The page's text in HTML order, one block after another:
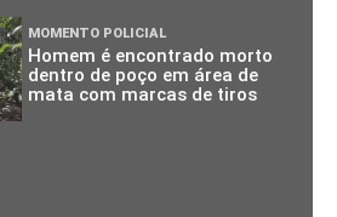
MOMENTO POLICIAL
Homem é encontrado morto
dentro de poço em área de
mata com marcas de tiros